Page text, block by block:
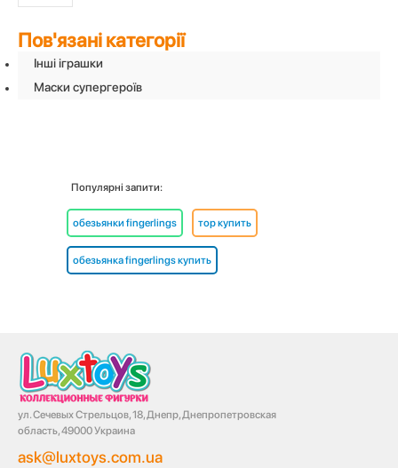
Пов'язані категорії
Інші іграшки
Маски супергероїв
Популярні запити:
обезьянки fingerlings тор купить
обезьянка fingerlings купить
ул. Сечевых Стрельцов, 18, Днепр, Днепропетровская
область, 49000 Украина
ask@luxtoys.com.ua